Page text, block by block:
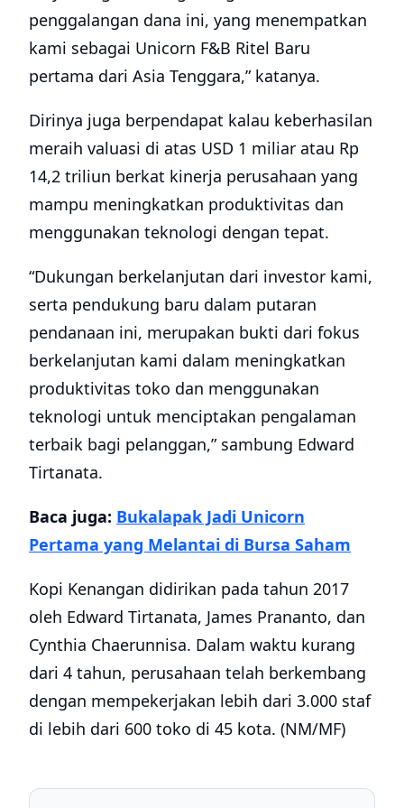
penggalangan dana ini, yang menempatkan
kami sebagai Unicorn F&B Ritel Baru
pertama dari Asia Tenggara,” katanya.
Dirinya juga berpendapat kalau keberhasilan
meraih valuasi di atas USD 1 miliar atau Rp
14,2 triliun berkat kinerja perusahaan yang
mampu meningkatkan produktivitas dan
menggunakan teknologi dengan tepat.
“Dukungan berkelanjutan dari investor kami,
serta pendukung baru dalam putaran
pendanaan ini, merupakan bukti dari fokus
berkelanjutan kami dalam meningkatkan
produktivitas toko dan menggunakan
teknologi untuk menciptakan pengalaman
terbaik bagi pelanggan,” sambung Edward
Tirtanata.
Baca juga: Bukalapak Jadi Unicorn
Pertama yang Melantai di Bursa Saham
Kopi Kenangan didirikan pada tahun 2017
oleh Edward Tirtanata, James Prananto, dan
Cynthia Chaerunnisa. Dalam waktu kurang
dari 4 tahun, perusahaan telah berkembang
dengan mempekerjakan lebih dari 3.000 staf
di lebih dari 600 toko di 45 kota. (NM/MF)